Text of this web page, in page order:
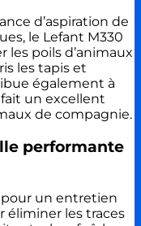
d’aspiration de
le Lefant M330
les poils d’animaux
les tapis et
également à
un excellent
de compagnie.
performante
pour un entretien
éliminer les traces